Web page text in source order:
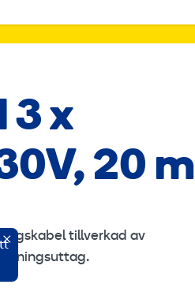
3 x
20 m
tillverkad av